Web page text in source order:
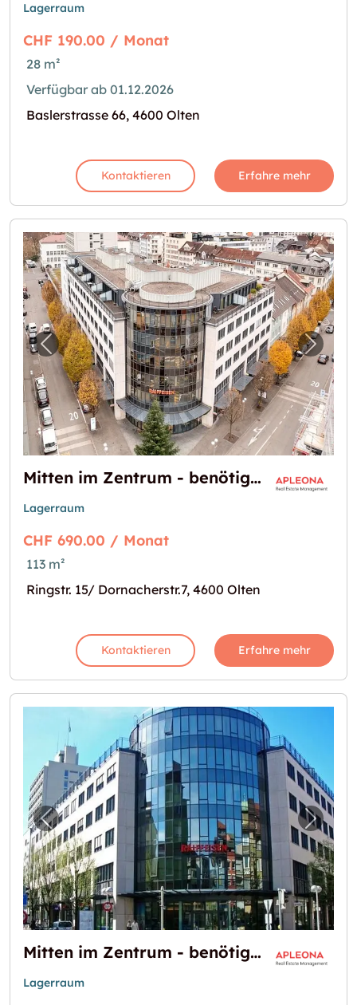
Lagerraum
CHF 190.00 / Monat
28 m²
Verfügbar ab 01.12.2026
Baslerstrasse 66, 4600 Olten
Kontaktieren Erfahre mehr
Vorheriges Bild für "Mitten im Zentrum -
Mitten im Zentrum - benötigen sie mehr Platz?
Lagerraum
CHF 690.00 / Monat
113 m²
Ringstr. 15/ Dornacherstr.7, 4600 Olten
Kontaktieren Erfahre mehr
Vorheriges Bild für "Mitten im Zentrum -
Mitten im Zentrum - benötigen sie mehr Platz?
Lagerraum